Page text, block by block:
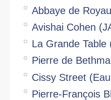
Abbaye de
Avishai Cohen
La Grande
Pierre de
Cissy Street
Pierre-François